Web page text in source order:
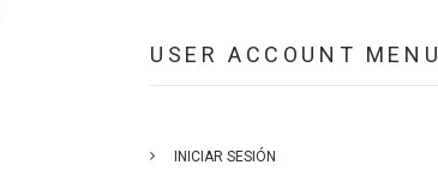
USER ACCOUNT MENU
INICIAR SESIÓN